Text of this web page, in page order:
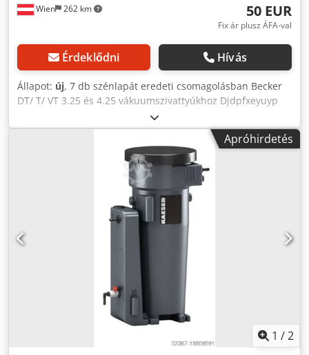
Wien 262 km 50 EUR
Fix ár plusz ÁFA-val
Érdeklődni Hívás
Állapot: új, 7 db szénlapát eredeti csomagolásban Becker
DT/ T/ VT 3.25 és 4.25 vákuumszivattyúkhoz Djdpfxeyuyp
Apróhirdetés
1 /2